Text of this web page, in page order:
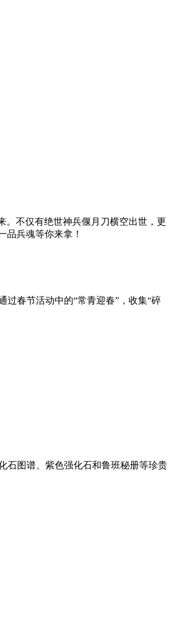
。不仅有绝世神兵偃月刀横空出世，更
品兵魂等你来拿！
春节活动中的“常青迎春”，收集“碎
石图谱、紫色强化石和鲁班秘册等珍贵